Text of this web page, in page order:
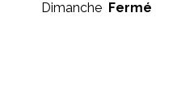
Dimanche Fermé